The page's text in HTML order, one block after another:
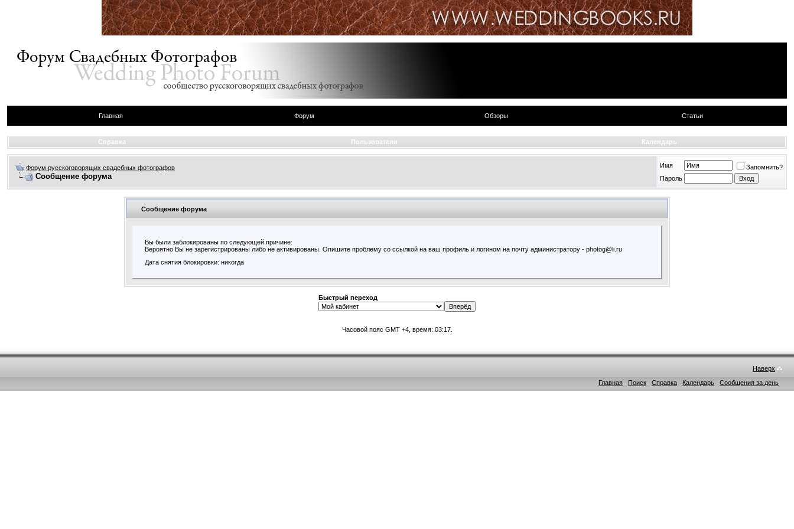
Главная Форум Обзоры Статьи
Справка Пользователи Календарь
Форум русскоговорящих свадебных фотографов
Сообщение форума
Имя
Запомнить?
Пароль
Сообщение форума
Вы были заблокированы по следующей причине:
Вероятно Вы не зарегистрированы либо не активированы. Опишите проблему со ссылкой на ваш профиль и логином на почту администратору - photog@li.ru
Дата снятия блокировки: никогда
Быстрый переход
Часовой пояс GMT +4, время: 03:17.
Наверх
Главная
Поиск Справка Календарь Сообщения за день